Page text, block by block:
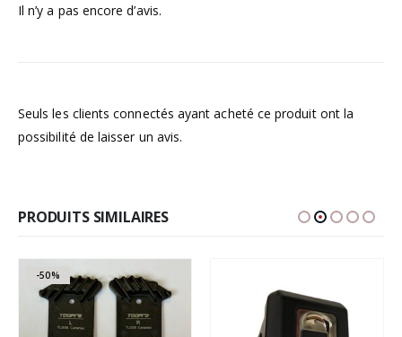
Il n’y a pas encore d’avis.
Seuls les clients connectés ayant acheté ce produit ont la
possibilité de laisser un avis.
PRODUITS SIMILAIRES
-50%